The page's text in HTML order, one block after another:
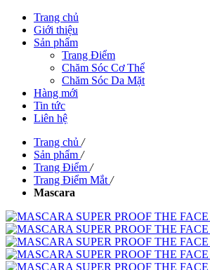
Trang chủ
Giới thiệu
Sản phẩm
Trang Điểm
Chăm Sóc Cơ Thể
Chăm Sóc Da Mặt
Hàng mới
Tin tức
Liên hệ
Trang chủ /
Sản phẩm /
Trang Điểm /
Trang Điểm Mắt /
Mascara